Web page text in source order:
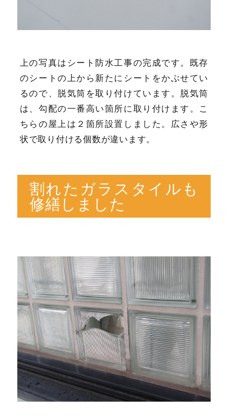
上の写真はシート防水工事の完成です。既存
のシートの上から新たにシートをかぶせてい
るので、脱気筒を取り付けています。脱気筒
は、勾配の一番高い箇所に取り付けます。こ
ちらの屋上は２箇所設置しました。広さや形
状で取り付ける個数が違います。
割れたガラスタイルも
修繕しました